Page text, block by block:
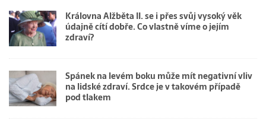
Královna Alžběta II. se i přes svůj vysoký věk
údajně cítí dobře. Co vlastně víme o jejím
zdraví?
Spánek na levém boku může mít negativní vliv
na lidské zdraví. Srdce je v takovém případě
pod tlakem